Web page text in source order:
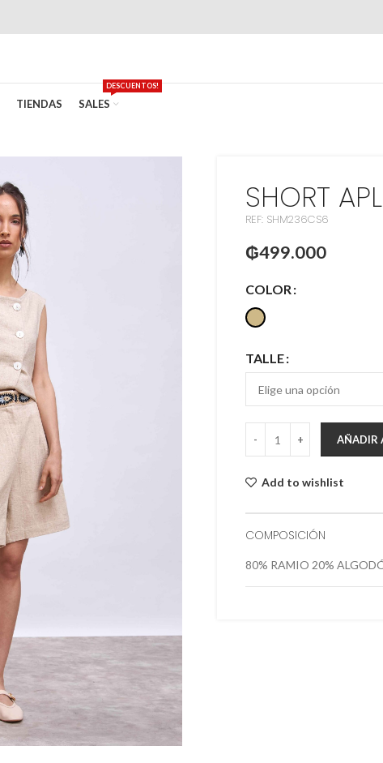
TIENDAS SALES
DESCUENTOS!
SHORT
REF: SHM236CS6
₲499.000
COLOR
TALLE
AÑADIR
Add to wishlist
COMPOSICIÓN
80% RAMIO 20%